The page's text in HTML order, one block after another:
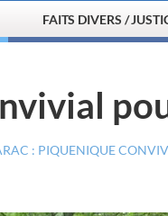
FAITS DIVERS /
: PIQUENIQUE